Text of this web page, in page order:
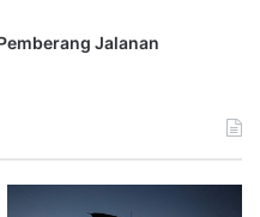
Jalanan